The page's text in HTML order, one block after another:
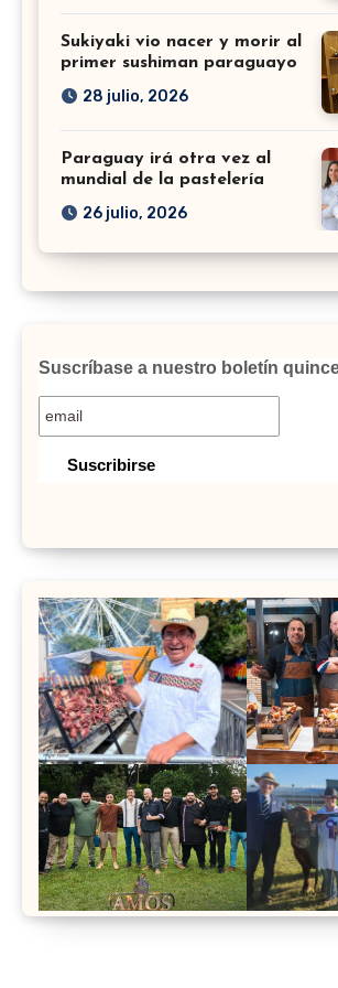
Sukiyaki vio nacer y morir al
primer sushiman paraguayo
28 julio, 2026
Paraguay irá otra vez al
mundial de la pastelería
26 julio, 2026
Suscríbase a nuestro boletín